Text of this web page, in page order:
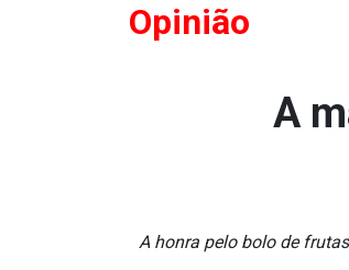
Opinião
A
A honra pelo bolo de